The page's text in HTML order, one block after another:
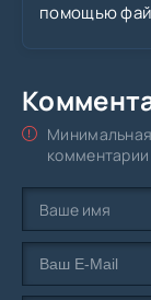
помощью